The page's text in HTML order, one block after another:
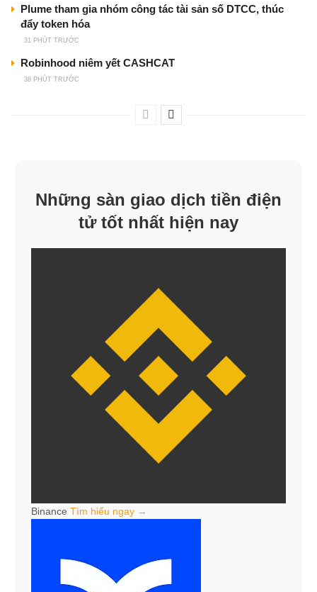
Plume tham gia nhóm công tác tài sản số DTCC, thúc
đẩy token hóa
31 PHÚT TRƯỚC
Robinhood niêm yết CASHCAT
38 PHÚT TRƯỚC
Những sàn giao dịch tiền điện
tử tốt nhất hiện nay
Binance Tìm hiểu ngay →